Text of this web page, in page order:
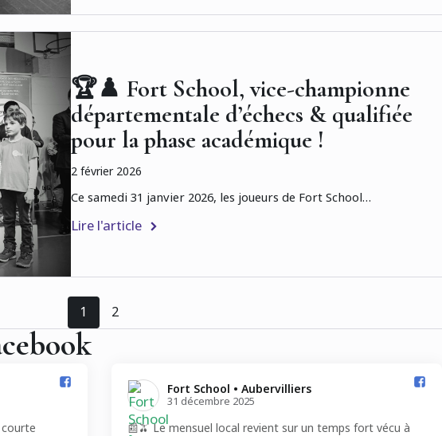
🏆♟️ Fort School, vice-championne
départementale d’échecs & qualifiée
pour la phase académique !
2 février 2026
Ce samedi 31 janvier 2026, les joueurs de Fort School…
Lire l'article
1 2
Fort School • Aubervilliers️
31 décembre 2025
📰🫒 Le mensuel local revient sur un temps fort vécu à